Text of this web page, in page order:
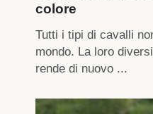
colore
Tutti i tipi di cavalli
mondo. La loro
rende di nuovo ...